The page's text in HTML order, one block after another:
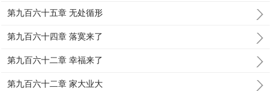
第九百六十五章 无处循形
第九百六十四章 落寞来了
第九百六十二章 幸福来了
第九百六十二章 家大业大